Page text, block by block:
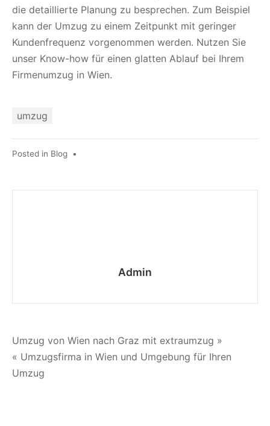
die detaillierte Planung zu besprechen. Zum Beispiel
kann der Umzug zu einem Zeitpunkt mit geringer
Kundenfrequenz vorgenommen werden. Nutzen Sie
unser Know-how für einen glatten Ablauf bei Ihrem
Firmenumzug in Wien.
umzug
Posted in Blog •
Admin
Umzug von Wien nach Graz mit extraumzug »
« Umzugsfirma in Wien und Umgebung für Ihren
Umzug